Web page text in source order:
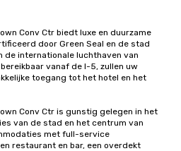
Conv Ctr biedt luxe en duurzame
door Green Seal en de stad
de internationale luchthaven van
vanaf de I-5, zullen uw
toegang tot het hotel en het
Conv Ctr is gunstig gelegen in het
van de stad en het centrum van
met full-service
restaurant en bar, een overdekt